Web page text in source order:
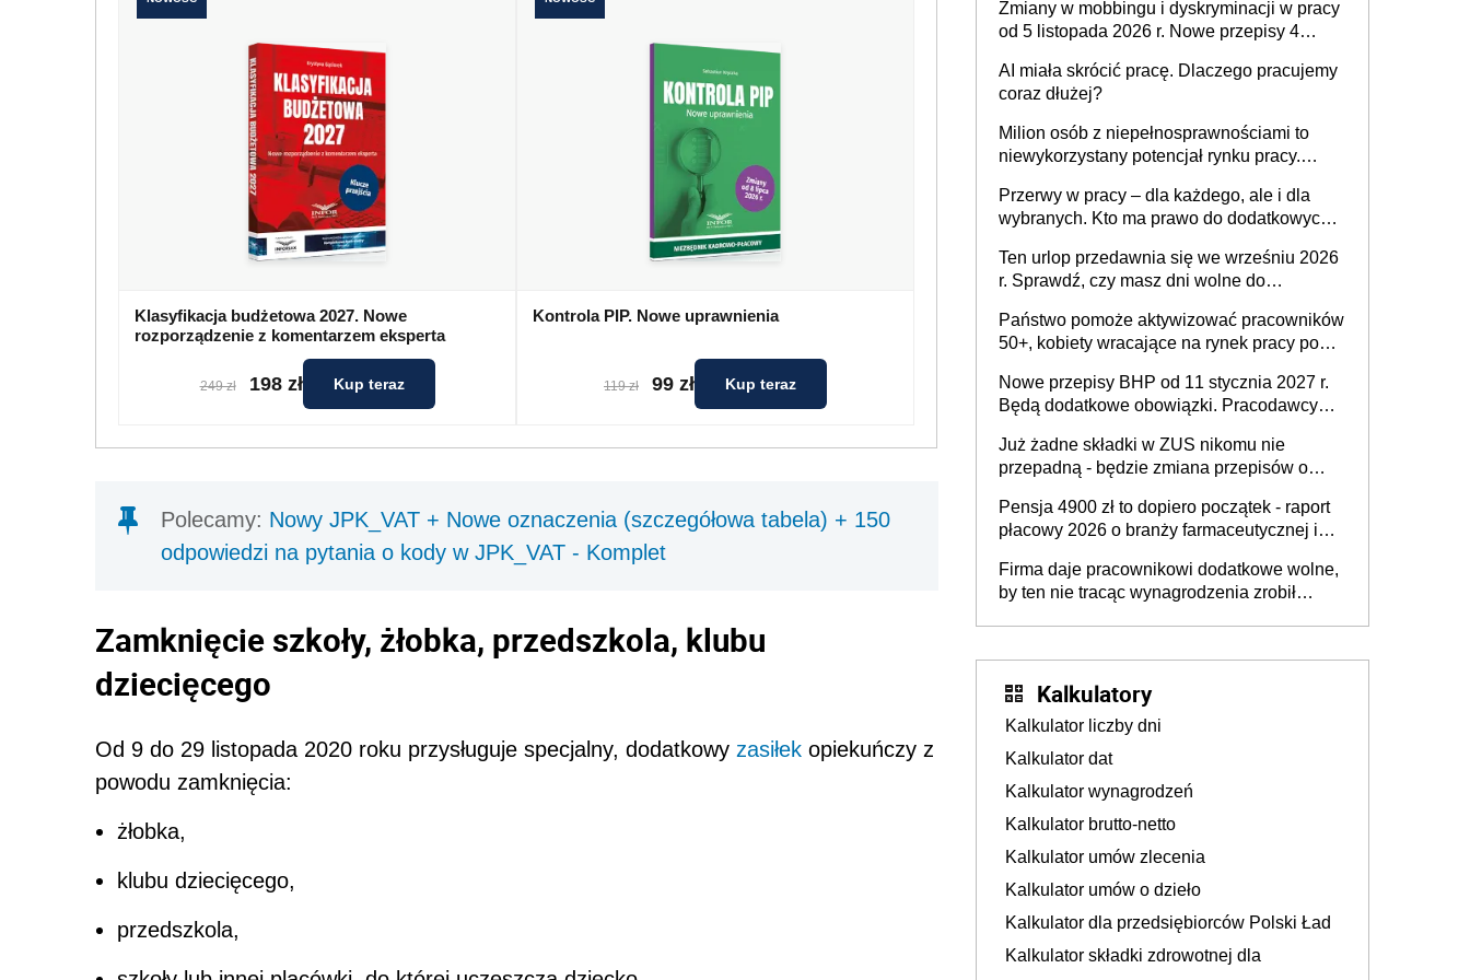
Klasyfikacja budżetowa 2027. Nowe
rozporządzenie z komentarzem eksperta
249 zł 198 zł Kup teraz
Kontrola PIP. Nowe uprawnienia
119 zł 99 zł Kup teraz
Polecamy: Nowy JPK_VAT + Nowe oznaczenia (szczegółowa tabela) + 150
odpowiedzi na pytania o kody w JPK_VAT - Komplet
Zamknięcie szkoły, żłobka, przedszkola, klubu
dziecięcego
Od 9 do 29 listopada 2020 roku przysługuje specjalny, dodatkowy zasiłek opiekuńczy z
powodu zamknięcia:
żłobka,
klubu dziecięcego,
przedszkola,
Zmiany w mobbingu i dyskryminacji w pracy
od 5 listopada 2026 r. Nowe przepisy 4
Ustaw
AI miała skrócić pracę. Dlaczego pracujemy
coraz dłużej?
Milion osób z niepełnosprawnościami to
niewykorzystany potencjał rynku pracy.
dofinansowań czy refundacji, ale bariery po
stronie systemu i świadomości
pracodawców [WYWIAD]
Przerwy w pracy – dla każdego, ale i dla
wybranych. Kto ma prawo do dodatkowych
Ten urlop przedawnia się we wrześniu 2026
r. Sprawdź, czy masz dni wolne do
Państwo pomoże aktywizować pracowników
50+, kobiety wracające na rynek pracy po
osoby neuroatypowe. Powstanie Fundusz
na rzecz Inkluzywności w Zatrudnianiu?
Nowe przepisy BHP od 11 stycznia 2027 r.
Będą dodatkowe obowiązki. Pracodawcy
Już żadne składki w ZUS nikomu nie
przepadną - będzie zmiana przepisów o
ubezpieczeniom społecznym
Pensja 4900 zł to dopiero początek - raport
płacowy 2026 o branży farmaceutycznej i
Firma daje pracownikowi dodatkowe wolne,
by ten nie tracąc wynagrodzenia zrobił
Kalkulatory
Kalkulator liczby dni
Kalkulator dat
Kalkulator wynagrodzeń
Kalkulator brutto-netto
Kalkulator umów zlecenia
Kalkulator umów o dzieło
Kalkulator dla przedsiębiorców Polski Ład
Kalkulator składki zdrowotnej dla